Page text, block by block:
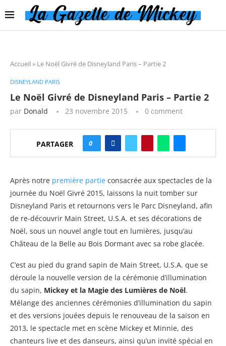
Accueil » Le Noël Givré de Disneyland Paris – Partie 2
DISNEYLAND PARIS
Le Noël Givré de Disneyland Paris – Partie 2
par Donald 23 novembre 2015 0 comment
PARTAGER 0
Après notre première partie consacrée aux spectacles de la
journée du Noël Givré 2015, laissons la nuit tomber sur
Disneyland Paris et retournons vers le Parc Disneyland, afin
de re-découvrir Main Street, U.S.A. et ses décorations de
Noël, sous un nouvel angle tout en lumières, jusqu’au
Château de la Belle au Bois Dormant avec sa robe glacée.
C’est au pied du grand sapin de Main Street, U.S.A. que se
déroule la nouvelle version de la cérémonie d’illumination
du sapin, Mickey et la Magie des Lumières de Noël.
Mélange des anciennes cérémonies d’illumination du sapin
et des versions jouées depuis le renouveau de la saison en
2013, le spectacle met en scène Mickey et Minnie, des
chanteurs live et des danseurs, ainsi qu’un invité spécial en